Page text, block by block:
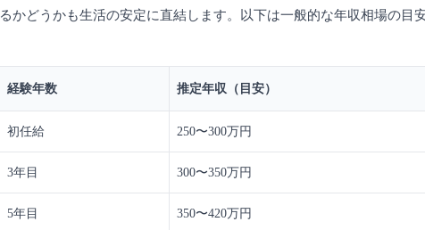
るかどうかも生活の安定に直結します。以下は一般的な年収相場の目安
経験年数 推定年収（目安）
初任給 250〜300万円
3年目 300〜350万円
5年目 350〜420万円